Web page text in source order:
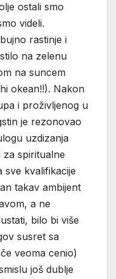
ostali smo
videli.
rastinje i
na zelenu
na suncem
okean!!). Nakon
i proživljenog u
je rezonovao
uzdizanja
za spiritualne
sve kvalifikacije
takav ambijent
a ne
bilo bi više
susret sa
veoma cenio)
još dublje